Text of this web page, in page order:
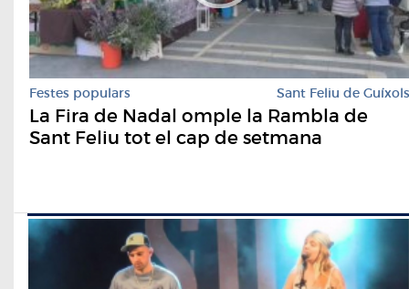
Festes populars Sant Feliu de Guíxols
La Fira de Nadal omple la Rambla de
Sant Feliu tot el cap de setmana